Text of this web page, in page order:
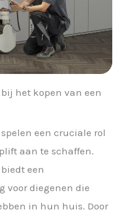
het kopen van een
een cruciale rol
aan te schaffen.
een
voor diegenen die
in hun huis. Door